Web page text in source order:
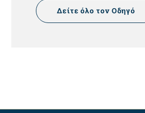
Δείτε όλο τον Οδηγό